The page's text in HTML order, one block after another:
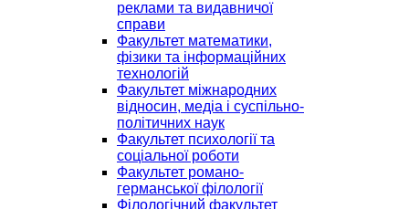
реклами та видавничої
справи
Факультет математики,
фізики та інформаційних
технологій
Факультет міжнародних
відносин, медіа і суспільно-
політичних наук
Факультет психології та
соціальної роботи
Факультет романо-
германської філології
Філологічний факультет